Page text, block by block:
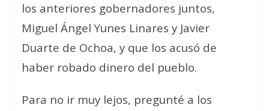
los anteriores gobernadores juntos,
Miguel Ángel Yunes Linares y Javier
Duarte de Ochoa, y que los acusó de
haber robado dinero del pueblo.
Para no ir muy lejos, pregunté a los